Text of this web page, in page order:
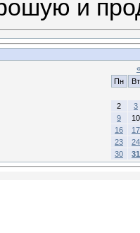
и
«
Пн
Вт
2
3
9
10
16
17
23
24
30
31